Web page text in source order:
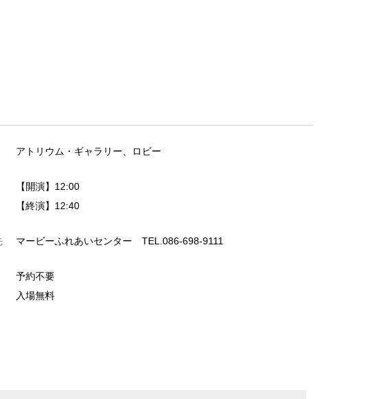
アトリウム・ギャラリー、ロビー
【開演】12:00
【終演】12:40
マービーふれあいセンター TEL.086-698-9111
予約不要
入場無料